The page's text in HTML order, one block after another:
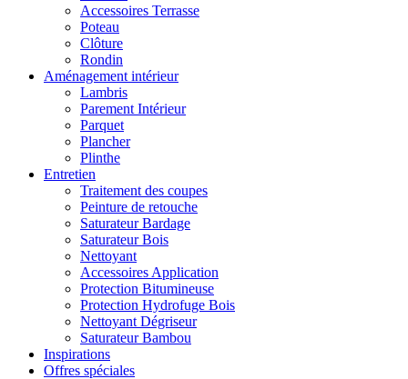
Accessoires Terrasse
Poteau
Clôture
Rondin
Aménagement intérieur
Lambris
Parement Intérieur
Parquet
Plancher
Plinthe
Entretien
Traitement des coupes
Peinture de retouche
Saturateur Bardage
Saturateur Bois
Nettoyant
Accessoires Application
Protection Bitumineuse
Protection Hydrofuge Bois
Nettoyant Dégriseur
Saturateur Bambou
Inspirations
Offres spéciales